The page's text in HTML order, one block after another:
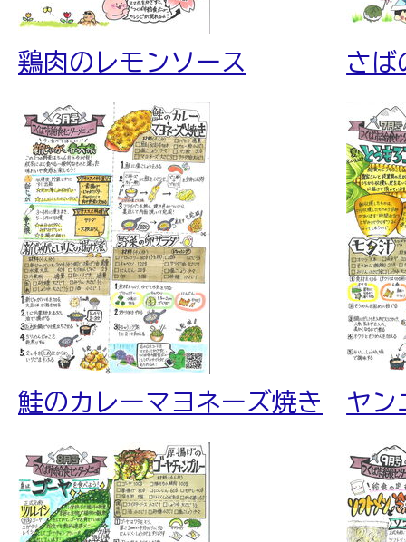
鶏肉のレモンソース さば
鮭のカレーマヨネーズ焼き ヤン